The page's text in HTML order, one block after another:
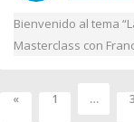
Bienvenido al tema
Masterclass con
« 1 … 3